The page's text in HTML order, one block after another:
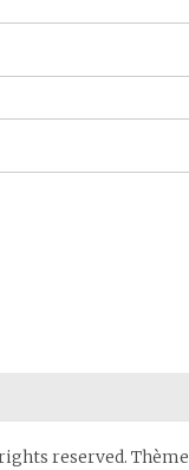
reserved. Thème